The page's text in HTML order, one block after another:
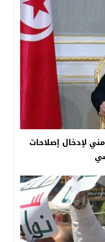
لإدخال إصلاحات